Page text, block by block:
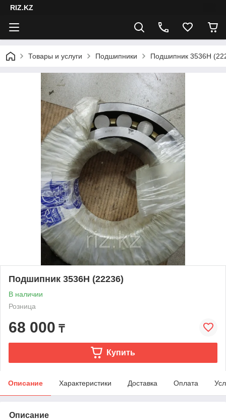
RIZ.KZ
Товары и услуги Подшипники Подшипник 3536Н
Подшипник 3536Н (22236)
В наличии
Розница
68 000 ₸
Купить
Описание Характеристики Доставка Оплата
Описание